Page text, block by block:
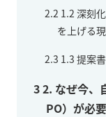
2.2 1.2 深刻
を上げる
2.3 1.3 提案
32. なぜ今、
PO）が必